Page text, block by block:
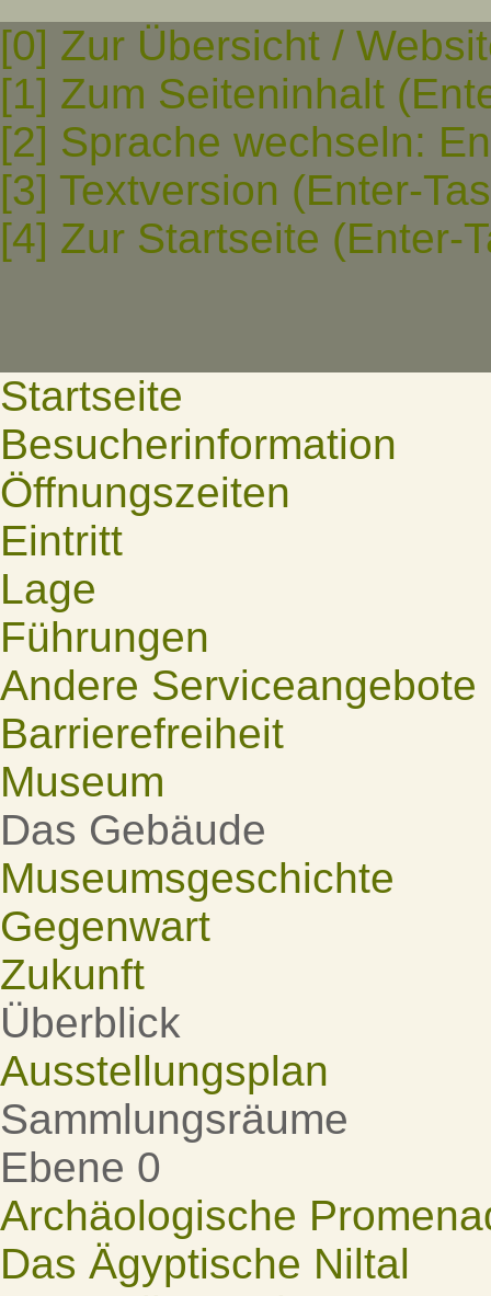
[0] Zur Übersicht /
[1] Zum Seiteninhalt
[2] Sprache wechseln:
[3] Textversion (Enter-
[4] Zur Startseite (Enter-
Startseite
Besucherinformation
Öffnungszeiten
Eintritt
Lage
Führungen
Andere Serviceangebote
Barrierefreiheit
Museum
Das Gebäude
Museumsgeschichte
Gegenwart
Zukunft
Überblick
Ausstellungsplan
Sammlungsräume
Ebene 0
Archäologische
Das Ägyptische Niltal